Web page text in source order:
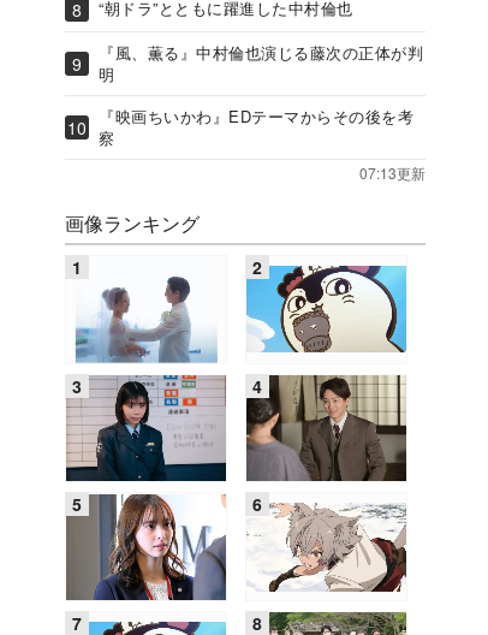
“朝ドラ”とともに躍進した中村倫也
『風、薫る』中村倫也演じる藤次の正体が判
明
『映画ちいかわ』EDテーマからその後を考
察
07:13更新
画像ランキング